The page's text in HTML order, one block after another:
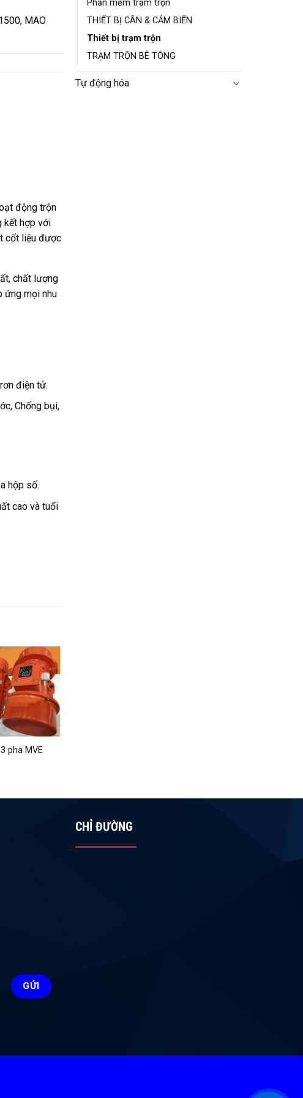
MAO
Phần mềm trạm trộn
THIẾT BỊ CÂN & CẢM BIẾN
Thiết bị trạm trộn
TRẠM TRỘN BÊ TÔNG
Tự động hóa
động trộn
kết hợp với
cốt liệu được
chất lượng
ứng mọi nhu
điện tử.
Chống bụi,
hộp số.
cao và tuổi
pha MVE
CHỈ ĐƯỜNG